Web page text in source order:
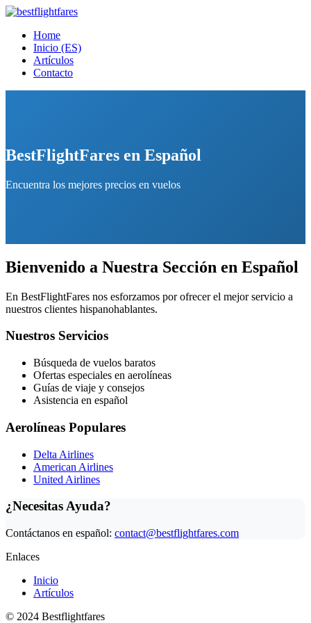
Home
Inicio (ES)
Artículos
Contacto
BestFlightFares en Español
Encuentra los mejores precios en vuelos
Bienvenido a Nuestra Sección en Español
En BestFlightFares nos esforzamos por ofrecer el mejor servicio a
nuestros clientes hispanohablantes.
Nuestros Servicios
Búsqueda de vuelos baratos
Ofertas especiales en aerolíneas
Guías de viaje y consejos
Asistencia en español
Aerolíneas Populares
Delta Airlines
American Airlines
United Airlines
¿Necesitas Ayuda?
Contáctanos en español: contact@bestflightfares.com
Enlaces
Inicio
Artículos
© 2024 Bestflightfares